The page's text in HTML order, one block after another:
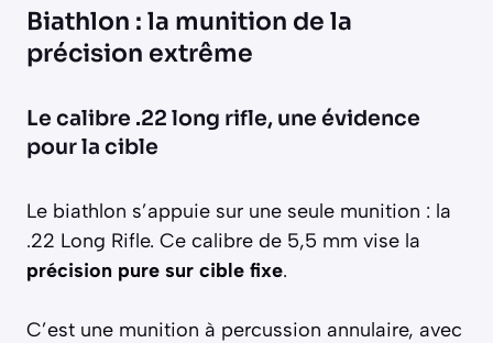
Biathlon : la munition de la
précision extrême
Le calibre .22 long rifle, une évidence
pour la cible
Le biathlon s’appuie sur une seule munition : la
.22 Long Rifle. Ce calibre de 5,5 mm vise la
précision pure sur cible fixe.
C’est une munition à percussion annulaire, avec